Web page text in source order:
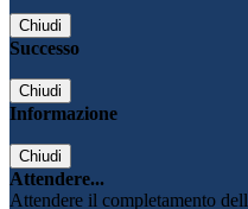
Chiudi
Successo
Chiudi
Informazione
Chiudi
Attendere...
Attendere il completamento